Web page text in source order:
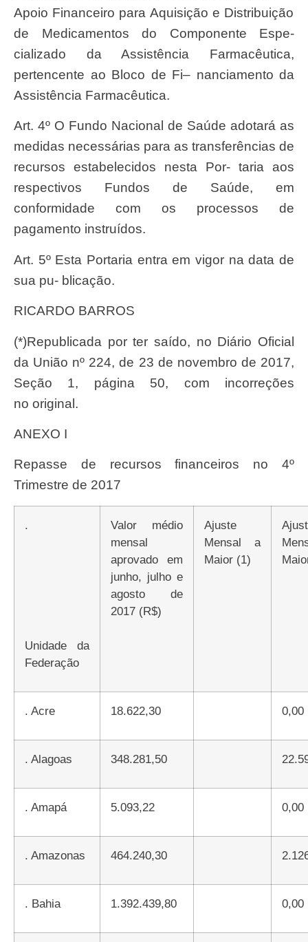
Apoio Financeiro para Aquisição e Distribuição
de Medicamentos do Componente Espe-
cializado daAssistência Farmacêutica,
pertencente ao Bloco de Fi– nanciamento da
Assistência Farmacêutica.
Art. 4º O Fundo Nacional de Saúde adotará as
medidas necessárias para as transferências de
recursos estabelecidos nesta Por- taria aos
respectivos Fundos de Saúde, em
conformidade com os processos de
pagamento instruídos.
Art. 5º Esta Portaria entra em vigor na data de
sua pu- blicação.
RICARDO BARROS
(*)Republicada por ter saído, no Diário Oficial
da União nº 224, de 23 de novembro de 2017,
Seção 1, página 50, com incorreções
no original.
ANEXO I
Repasse de recursos financeiros no 4º
Trimestre de 2017
.
Unidade da
Federação
Valor médio
mensal
aprovado em
junho, julho e
agosto de
2017 (R$)
Ajuste
Mensal a
Maior (1)
Ajuste
. Acre 18.622,30 0,00
. Alagoas 348.281,50
. Amapá 5.093,22 0,00
. Amazonas 464.240,30
. Bahia 1.392.439,80 0,00